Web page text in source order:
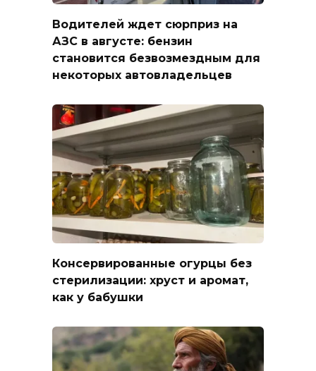
Водителей ждет сюрприз на
АЗС в августе: бензин
становится безвозмездным для
некоторых автовладельцев
Консервированные огурцы без
стерилизации: хруст и аромат,
как у бабушки